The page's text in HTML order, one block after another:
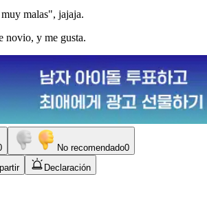
malas", jajaja.
novio, y me gusta.
No recomendado0
Declaración